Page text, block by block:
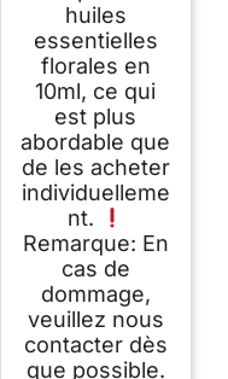
huiles
essentielles
florales en
10ml, ce qui
est plus
abordable que
de les acheter
individuelleme
nt.
Remarque: En
cas de
dommage,
veuillez nous
contacter dès
que possible.